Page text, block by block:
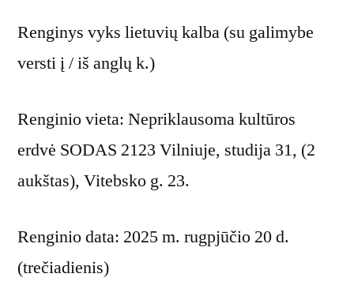
Renginys vyks lietuvių kalba (su galimybe
versti į / iš anglų k.)
Renginio vieta: Nepriklausoma kultūros
erdvė SODAS 2123 Vilniuje, studija 31, (2
aukštas), Vitebsko g. 23.
Renginio data: 2025 m. rugpjūčio 20 d.
(trečiadienis)